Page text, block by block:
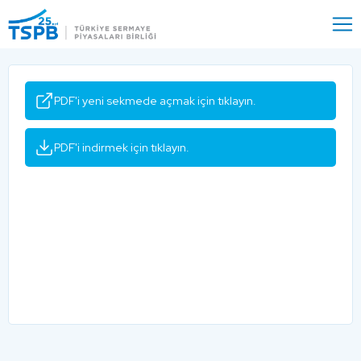
Close
PDF'i yeni sekmede açmak için tıklayın.
PDF'i indirmek için tıklayın.